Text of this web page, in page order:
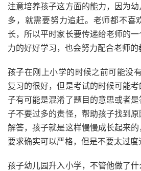
注意培养孩子这方面的能力，因为
多，就需要努力追赶。老师都不喜
长，所以平时家长要传递给老师的
力的好好学习，也会努力配合老师的
孩子在刚上小学的时候之前可能没
复习的很好，但是考试的时候可能
子有可能是混淆了题目的意思或者
子不要过多的责怪，帮助孩子找到
解答，孩子就是这样慢慢成长起来
要求确实可以严格，但是不要太过度
孩子幼儿园升入小学，不管他做了